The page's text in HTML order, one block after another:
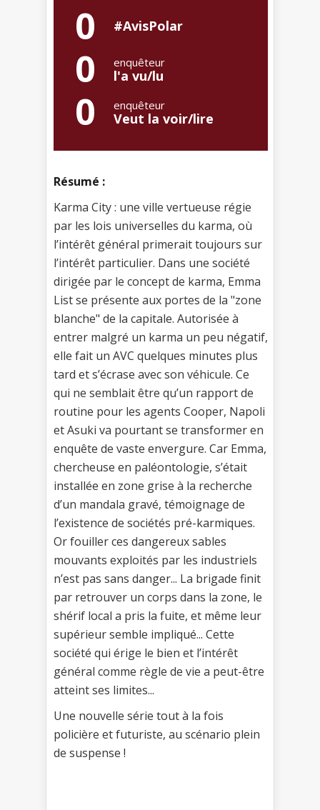
0 #AvisPolar
0 enquêteur
l'a vu/lu
0 enquêteur
Veut la voir/lire
Résumé :
Karma City : une ville vertueuse régie
par les lois universelles du karma, où
l’intérêt général primerait toujours sur
l’intérêt particulier. Dans une société
dirigée par le concept de karma, Emma
List se présente aux portes de la "zone
blanche" de la capitale. Autorisée à
entrer malgré un karma un peu négatif,
elle fait un AVC quelques minutes plus
tard et s’écrase avec son véhicule. Ce
qui ne semblait être qu’un rapport de
routine pour les agents Cooper, Napoli
et Asuki va pourtant se transformer en
enquête de vaste envergure. Car Emma,
chercheuse en paléontologie, s’était
installée en zone grise à la recherche
d’un mandala gravé, témoignage de
l’existence de sociétés pré-karmiques.
Or fouiller ces dangereux sables
mouvants exploités par les industriels
n’est pas sans danger... La brigade finit
par retrouver un corps dans la zone, le
shérif local a pris la fuite, et même leur
supérieur semble impliqué... Cette
société qui érige le bien et l’intérêt
général comme règle de vie a peut-être
atteint ses limites...
Une nouvelle série tout à la fois
policière et futuriste, au scénario plein
de suspense !